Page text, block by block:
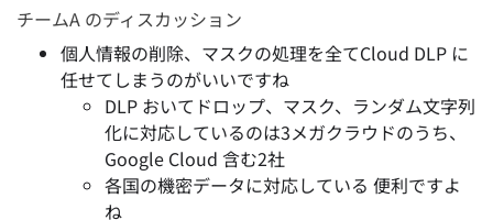
チームA のディスカッション
個人情報の削除、マスクの処理を全てCloud DLP に
任せてしまうのがいいですね
DLP おいてドロップ、マスク、ランダム文字列
化に対応しているのは3メガクラウドのうち、
Google Cloud 含む2社
各国の機密データに対応している 便利ですよ
ね